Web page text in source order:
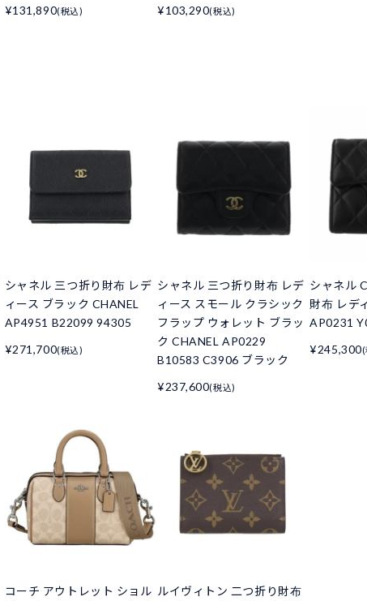
¥131,890(税込)
¥103,290(税込)
シャネル 三つ折り財布 レデ
ィース ブラック CHANEL
AP4951 B22099 94305
¥271,700(税込)
シャネル 三つ折り財布 レデ
ィース スモール クラシック
フラップ ウォレット ブラッ
ク CHANEL AP0229
B10583 C3906 ブラック
¥237,600(税込)
シャネル
財布 レデ
AP0231
¥245,300
コーチ アウトレット ショル ルイヴィトン 二つ折り財布